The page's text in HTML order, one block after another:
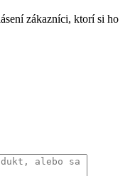
zákazníci, ktorí si ho